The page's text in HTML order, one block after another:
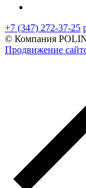
+7 (347) 272-37-25
© Компания
Продвижение